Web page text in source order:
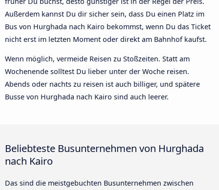
Außerdem kannst Du dir sicher sein, dass Du einen Platz im
Bus von Hurghada nach Kairo bekommst, wenn Du das Ticket
nicht erst im letzten Moment oder direkt am Bahnhof kaufst.
Wenn möglich, vermeide Reisen zu Stoßzeiten. Statt am
Wochenende solltest Du lieber unter der Woche reisen.
Abends oder nachts zu reisen ist auch billiger, und spätere
Busse von Hurghada nach Kairo sind auch leerer.
Beliebteste Busunternehmen von Hurghada
nach Kairo
Das sind die meistgebuchten Busunternehmen zwischen